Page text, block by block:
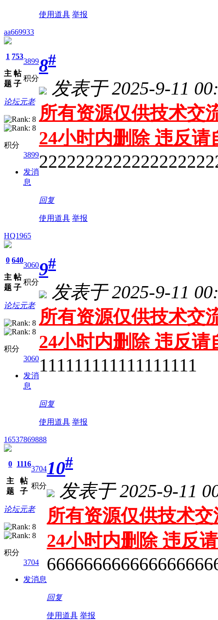
使用道具 举报
aa669933
1
主
题
753
帖
子
3899
积分
论坛元老
积分
3899
发消
息
8#
发表于 2025-9-11
所有资源仅供技术交
24小时内删除 违反
回复
使用道具 举报
HQ1965
0
主
题
640
帖
子
3060
积分
论坛元老
积分
3060
发消
息
9#
发表于 2025-9-11
所有资源仅供技术交
24小时内删除 违反
111111111111111111
回复
使用道具 举报
16537869888
0
主
题
1116
帖
子
3704
积分
论坛元老
积分
3704
发消息
10#
发表于 2025-9-11
所有资源仅供技术
24小时内删除 违反
回复
使用道具 举报